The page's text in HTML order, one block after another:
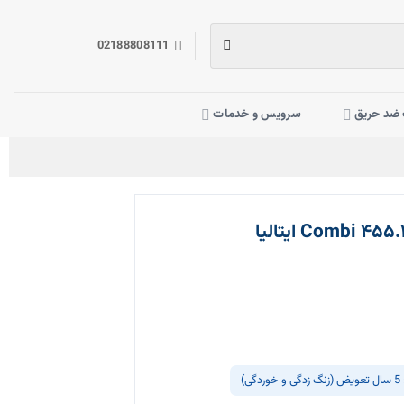
02188808111
ضد حریق سرویس و خدمات